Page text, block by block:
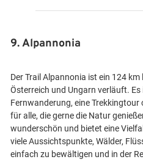
9. Alpannonia
Der Trail Alpannonia ist ein 124 km
Österreich und Ungarn verläuft. Es
Fernwanderung, eine Trekkingtour
für alle, die gerne die Natur
wunderschön und bietet eine
viele Aussichtspunkte, Wälder,
einfach zu bewältigen und in der